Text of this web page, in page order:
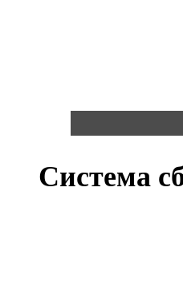
Система